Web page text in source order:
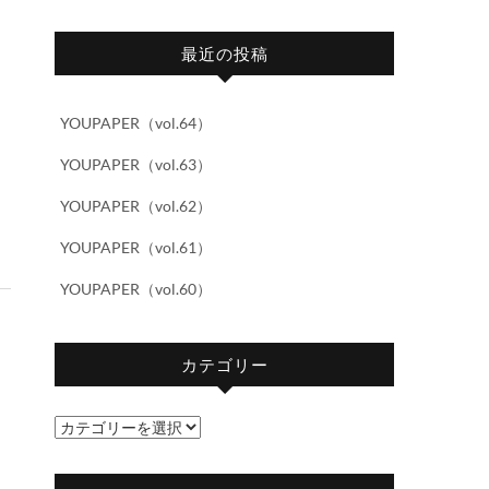
最近の投稿
YOUPAPER（vol.64）
YOUPAPER（vol.63）
YOUPAPER（vol.62）
YOUPAPER（vol.61）
YOUPAPER（vol.60）
カテゴリー
カ